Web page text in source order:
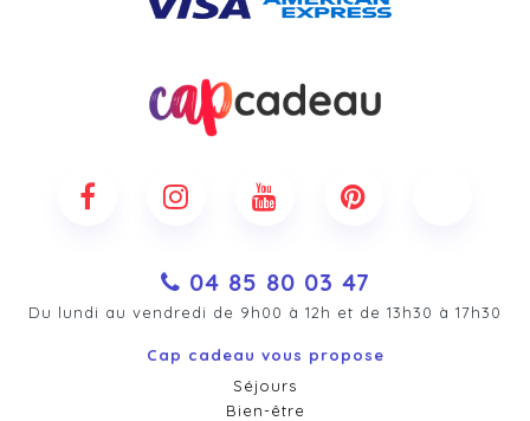
04 85 80 03 47
Du lundi au vendredi de 9h00 à 12h et de 13h30 à 17h30
Cap cadeau vous propose
Séjours
Bien-être